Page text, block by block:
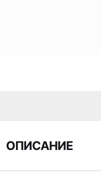
ОПИСАНИЕ